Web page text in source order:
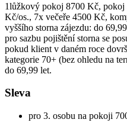
1lůžkový pokoj 8700 Kč, pokoj
Kč/os., 7x večeře 4500 Kč,
vyššího storna zájezdu: do
pro sazbu pojištění storna se
pokud klient v daném roce
kategorie 70+ (bez ohledu na
do 69,99 let.
Sleva
pro 3. osobu na pokoji